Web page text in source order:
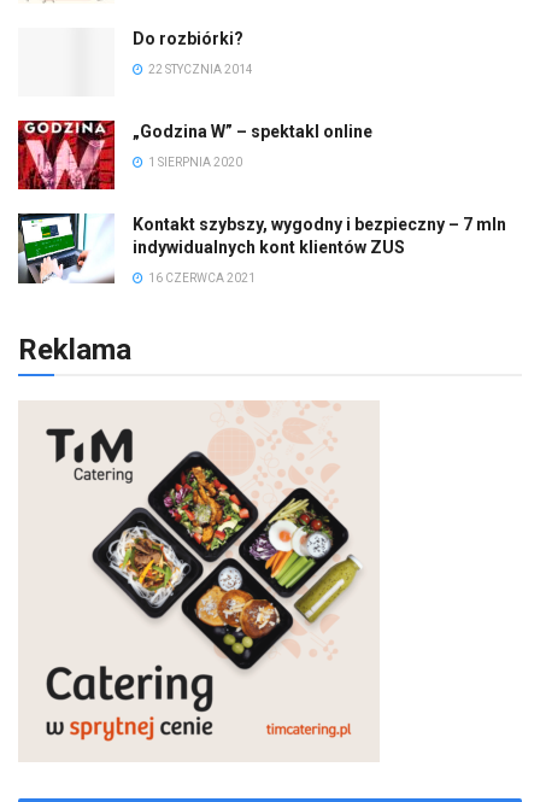
Do rozbiórki?
22 STYCZNIA 2014
„Godzina W” – spektakl online
1 SIERPNIA 2020
Kontakt szybszy, wygodny i bezpieczny – 7 mln
indywidualnych kont klientów ZUS
16 CZERWCA 2021
Reklama